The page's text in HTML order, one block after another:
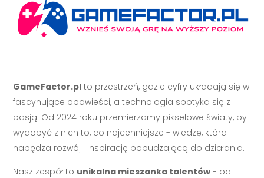
GameFactor.pl to przestrzeń, gdzie cyfry układają się w
fascynujące opowieści, a technologia spotyka się z
pasją. Od 2024 roku przemierzamy pikselowe światy, by
wydobyć z nich to, co najcenniejsze - wiedzę, która
napędza rozwój i inspirację pobudzającą do działania.
Nasz zespół to unikalna mieszanka talentów - od